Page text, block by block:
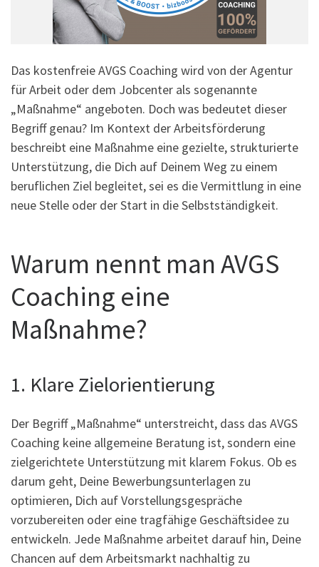
Das kostenfreie AVGS Coaching wird von der Agentur
für Arbeit oder dem Jobcenter als sogenannte
„Maßnahme“ angeboten. Doch was bedeutet dieser
Begriff genau? Im Kontext der Arbeitsförderung
beschreibt eine Maßnahme eine gezielte, strukturierte
Unterstützung, die Dich auf Deinem Weg zu einem
beruflichen Ziel begleitet, sei es die Vermittlung in eine
neue Stelle oder der Start in die Selbstständigkeit.
Warum nennt man AVGS
Coaching eine
Maßnahme?
1. Klare Zielorientierung
Der Begriff „Maßnahme“ unterstreicht, dass das AVGS
Coaching keine allgemeine Beratung ist, sondern eine
zielgerichtete Unterstützung mit klarem Fokus. Ob es
darum geht, Deine Bewerbungsunterlagen zu
optimieren, Dich auf Vorstellungsgespräche
vorzubereiten oder eine tragfähige Geschäftsidee zu
entwickeln. Jede Maßnahme arbeitet darauf hin, Deine
Chancen auf dem Arbeitsmarkt nachhaltig zu